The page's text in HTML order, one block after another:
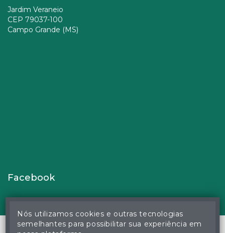
Jardim Veraneio
CEP 79037-100
Campo Grande (MS)
Facebook
Nós utilizamos cookies e outras tecnologias
semelhantes para possibilitar sua experiência em